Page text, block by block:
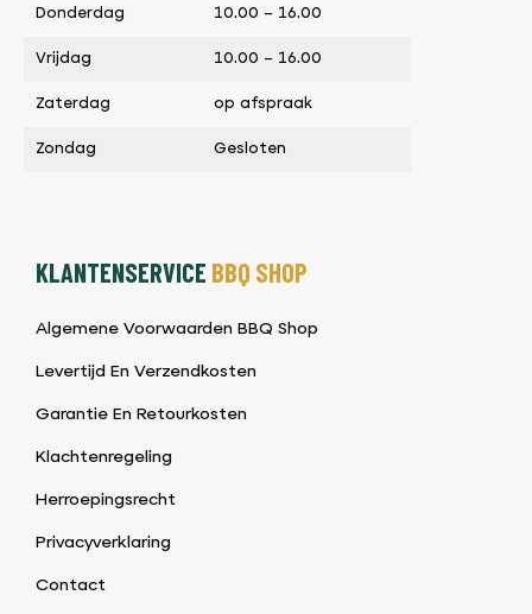
Donderdag 10.00 – 16.00
Vrijdag 10.00 – 16.00
Zaterdag op afspraak
Zondag Gesloten
KLANTENSERVICE BBQ SHOP
Algemene Voorwaarden BBQ Shop
Levertijd En Verzendkosten
Garantie En Retourkosten
Klachtenregeling
Herroepingsrecht
Privacyverklaring
Contact